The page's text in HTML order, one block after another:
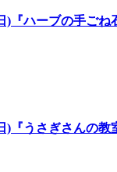
)『ハーブの手ごね
)『うさぎさんの教